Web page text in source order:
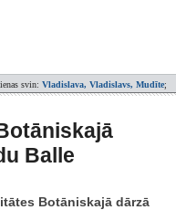
svin: Vladislava, Vladislavs, Mudīte;
Balle
Botāniskajā dārzā